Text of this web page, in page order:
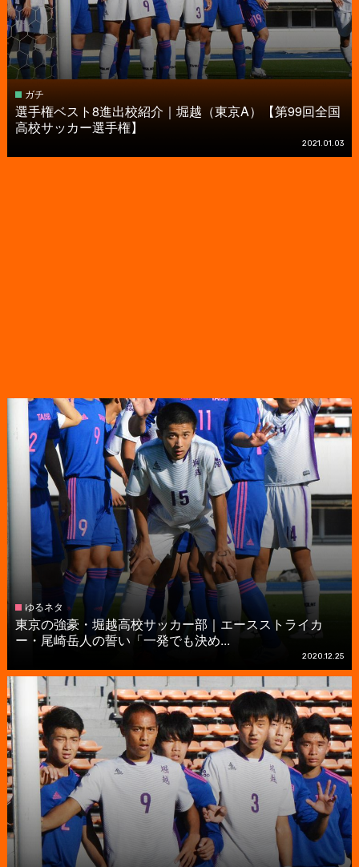
ガチ
選手権ベスト8進出校紹介｜堀越（東京A）【第99回全国
高校サッカー選手権】
2021.01.03
ゆるネタ
東京の強豪・堀越高校サッカー部｜エースストライカ
ー・尾崎岳人の誓い「一発でも決め...
2020.12.25